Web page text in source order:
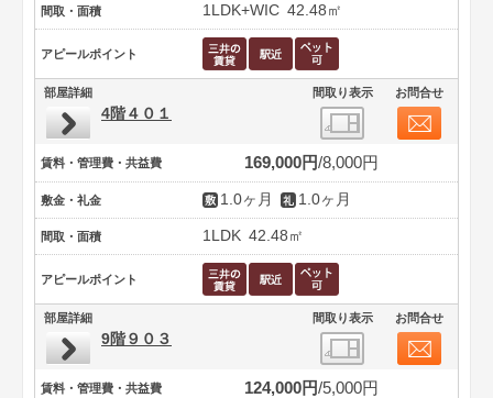
間取・面積 1LDK+WIC 42.48㎡
アピールポイント
部屋詳細 間取り表示 お問合せ
4階４０１
賃料・管理費・共益費 169,000円 8,000円
敷金・礼金 1.0ヶ月 1.0ヶ月
間取・面積 1LDK 42.48㎡
アピールポイント
部屋詳細 間取り表示 お問合せ
9階９０３
賃料・管理費・共益費 124,000円 5,000円